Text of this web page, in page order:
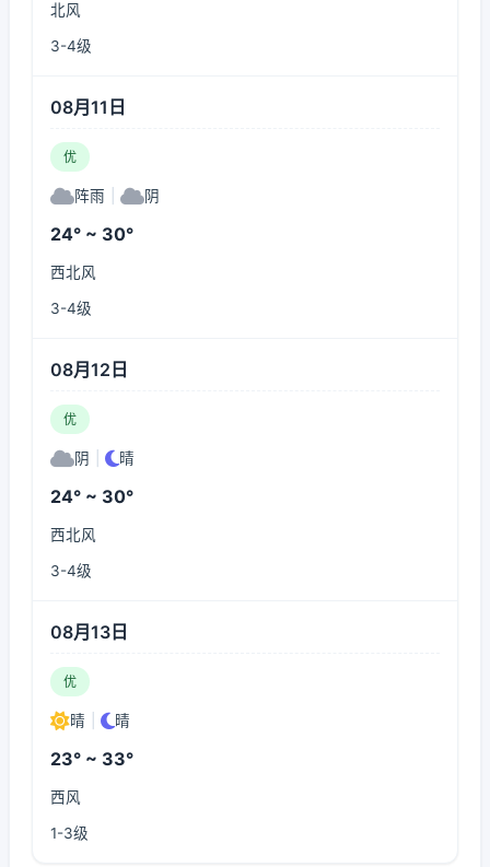
北风
3-4级
08月11日
优
阵雨 阴
24° ~ 30°
西北风
3-4级
08月12日
优
阴 晴
24° ~ 30°
西北风
3-4级
08月13日
优
晴 晴
23° ~ 33°
西风
1-3级